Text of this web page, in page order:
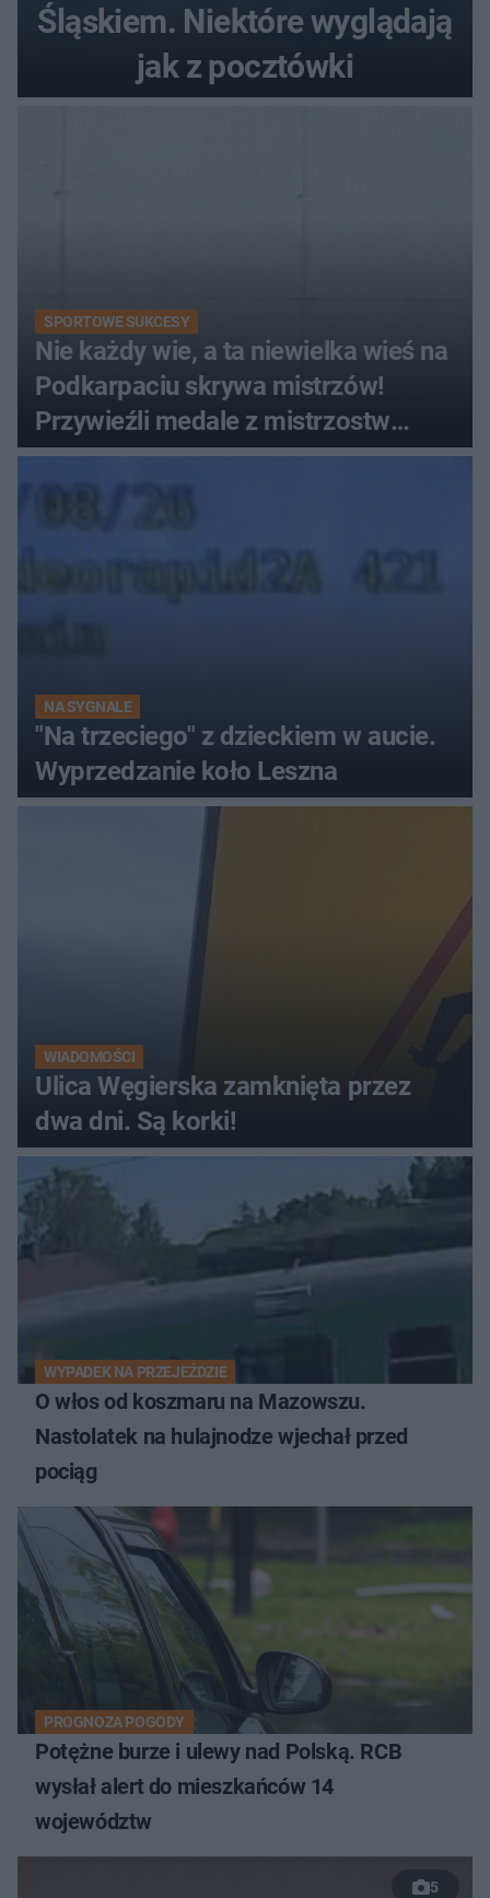
Śląskiem. Niektóre wyglądają
jak z pocztówki
SPORTOWE SUKCESY
Nie każdy wie, a ta niewielka wieś na
Podkarpaciu skrywa mistrzów!
Przywieźli medale z mistrzostw
Europy
NA SYGNALE
"Na trzeciego" z dzieckiem w aucie.
Wyprzedzanie koło Leszna
WIADOMOŚCI
Ulica Węgierska zamknięta przez
dwa dni. Są korki!
WYPADEK NA PRZEJEŹDZIE
O włos od koszmaru na Mazowszu.
Nastolatek na hulajnodze wjechał przed
pociąg
PROGNOZA POGODY
Potężne burze i ulewy nad Polską. RCB
wysłał alert do mieszkańców 14
województw
5